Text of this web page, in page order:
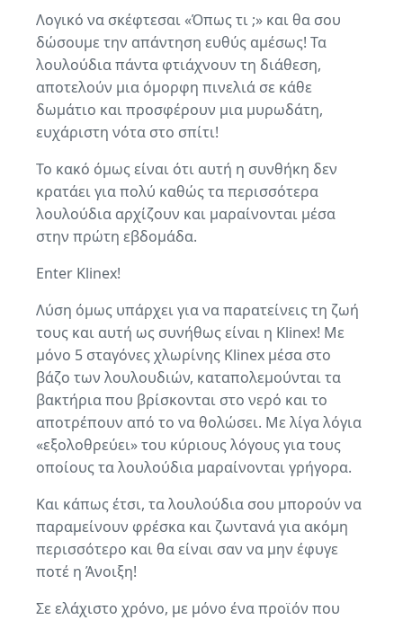
Λογικό να σκέφτεσαι «Όπως τι ;» και θα σου
δώσουμε την απάντηση ευθύς αμέσως! Τα
λουλούδια πάντα φτιάχνουν τη διάθεση,
αποτελούν μια όμορφη πινελιά σε κάθε
δωμάτιο και προσφέρουν μια μυρωδάτη,
ευχάριστη νότα στο σπίτι!
Το κακό όμως είναι ότι αυτή η συνθήκη δεν
κρατάει για πολύ καθώς τα περισσότερα
λουλούδια αρχίζουν και μαραίνονται μέσα
στην πρώτη εβδομάδα.
Enter Klinex!
Λύση όμως υπάρχει για να παρατείνεις τη ζωή
τους και αυτή ως συνήθως είναι η Klinex! Με
μόνο 5 σταγόνες χλωρίνης Klinex μέσα στο
βάζο των λουλουδιών, καταπολεμούνται τα
βακτήρια που βρίσκονται στο νερό και το
αποτρέπουν από το να θολώσει. Με λίγα λόγια
«εξολοθρεύει» του κύριους λόγους για τους
οποίους τα λουλούδια μαραίνονται γρήγορα.
Και κάπως έτσι, τα λουλούδια σου μπορούν να
παραμείνουν φρέσκα και ζωντανά για ακόμη
περισσότερο και θα είναι σαν να μην έφυγε
ποτέ η Άνοιξη!
Σε ελάχιστο χρόνο, με μόνο ένα προϊόν που